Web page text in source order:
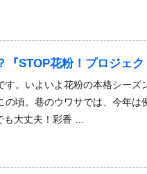
STOP花粉！プロジェク
す。いよいよ花粉の本格シーズ
の頃。巷のウワサでは、今年は
も大丈夫！彩香 …